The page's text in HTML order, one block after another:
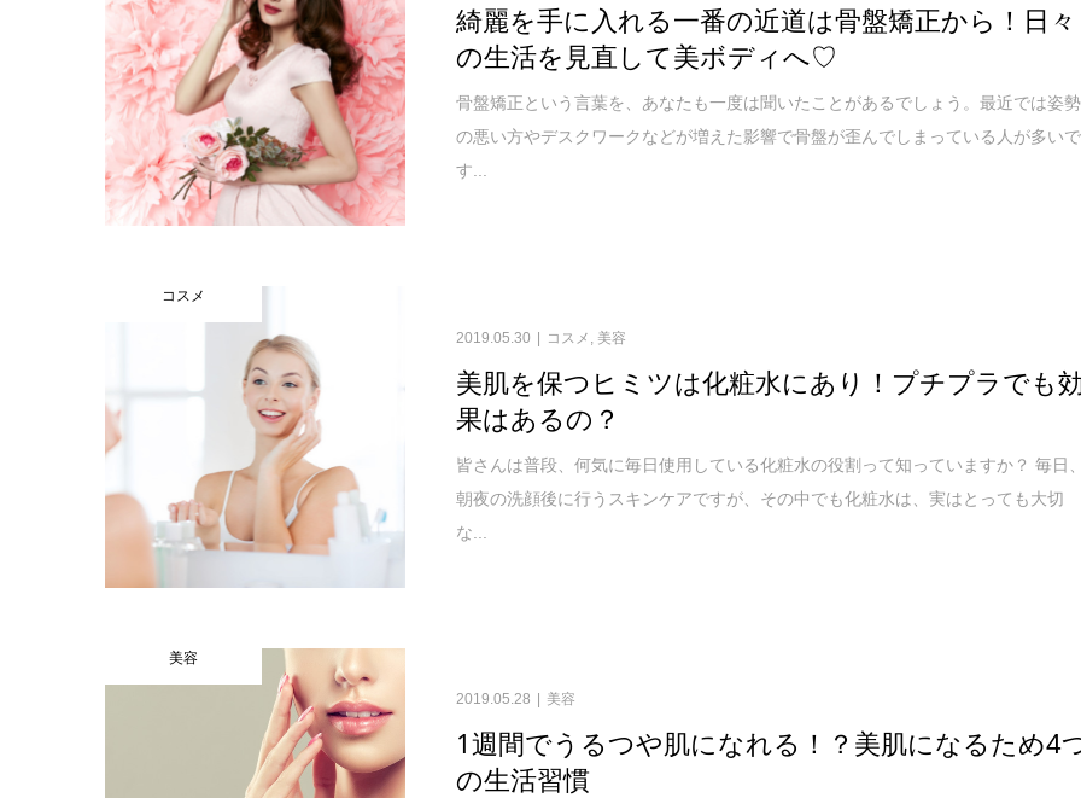
綺麗を手に入れる一番の近道は骨盤矯正から！日々
の生活を見直して美ボディへ♡
骨盤矯正という言葉を、あなたも一度は聞いたことがあるでしょう。最近では姿勢
の悪い方やデスクワークなどが増えた影響で骨盤が歪んでしまっている人が多いで
す...
コスメ
2019.05.30 コスメ 美容
美肌を保つヒミツは化粧水にあり！プチプラでも
果はあるの？
皆さんは普段、何気に毎日使用している化粧水の役割って知っていますか？ 毎日、
朝夜の洗顔後に行うスキンケアですが、その中でも化粧水は、実はとっても大切
な...
美容
2019.05.28 美容
1週間でうるつや肌になれる！？美肌になるため4
の生活習慣